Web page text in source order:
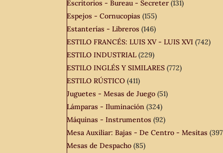
Escritorios - Bureau - Secreter (131)
Espejos - Cornucopias (155)
Estanterías - Libreros (146)
ESTILO FRANCÉS: LUIS XV - LUIS XVI (742)
ESTILO INDUSTRIAL (229)
ESTILO INGLÉS Y SIMILARES (772)
ESTILO RÚSTICO (411)
Juguetes - Mesas de Juego (51)
Lámparas - Iluminación (324)
Máquinas - Instrumentos (92)
Mesa Auxiliar: Bajas - De Centro - Mesitas
Mesas de Despacho (85)